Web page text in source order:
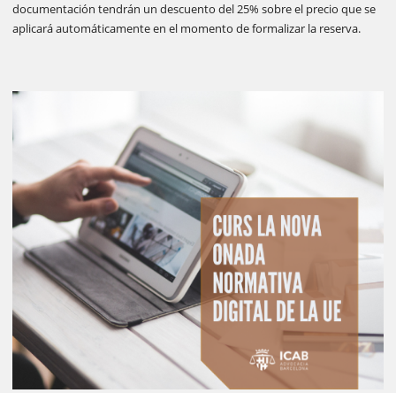
documentación tendrán un descuento del 25% sobre el precio que se
aplicará automáticamente en el momento de formalizar la reserva.